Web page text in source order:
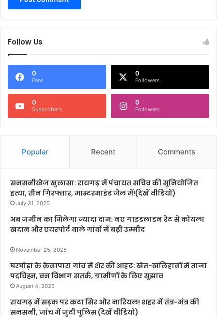
Follow Us
0
Fans
0
Followers
0
Subscribers
0
Followers
Popular Recent Comments
सनसनीखेज खुलासा: रायगढ़ में पंचायत सचिव की सुनियोजित
हत्या, तीन गिरफ्तार, मास्टरमाइंड जेल में!(देखें वीडियो)
July 31, 2025
अब जमीन का मिलेगा ज्यादा दाम: नए गाइडलाइन रेट से कोयला
खदान और एयरपोर्ट वाले गांवों में बढ़ी उम्मीद
November 25, 2025
घरघोड़ा के केनापारा गांव में शेर की आहट: खेत-खलिहानों में ताजा
पदचिह्न, वन विभाग सतर्क, ग्रामीणों के लिए सुझाव
August 4, 2025
रायगढ़ में सड़क पर कटा सिर और नारियल! शहर में तंत्र-मंत्र की
सनसनी, जांच में जुटी पुलिस (देखें वीडियो)